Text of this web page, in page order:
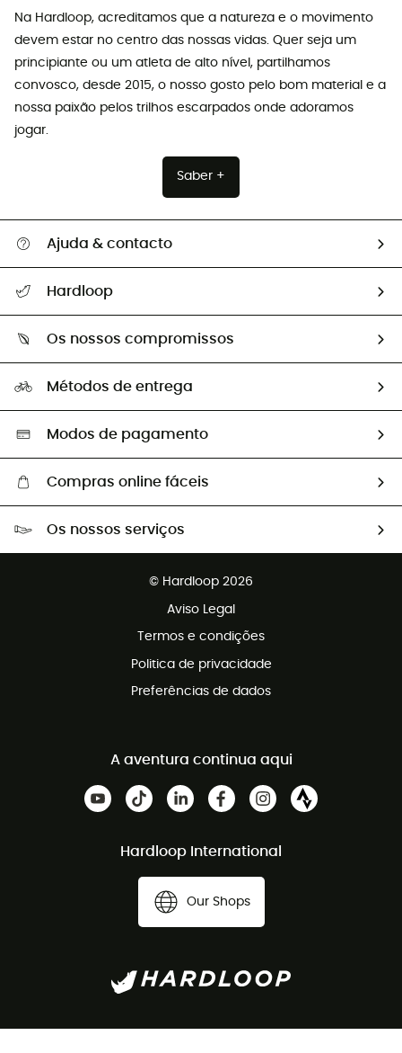
Na Hardloop, acreditamos que a natureza e o movimento
devem estar no centro das nossas vidas. Quer seja um
principiante ou um atleta de alto nível, partilhamos
convosco, desde 2015, o nosso gosto pelo bom material e a
nossa paixão pelos trilhos escarpados onde adoramos
jogar.
Saber +
Ajuda & contacto
Devoluções e reembolsos
Guia de tamanhos
Trocas & Devoluções
Hardloop
Os nossos embaixadores
Os nossos compromissos
Seleção eco-responsável
Métodos de entrega
Modos de pagamento
Compras online fáceis
Devoluções gratuitas em 100 dias
Os nossos serviços
© Hardloop 2026
Aviso Legal
Termos e condições
Politica de privacidade
Preferências de dados
A aventura continua aqui
Hardloop International
Our Shops